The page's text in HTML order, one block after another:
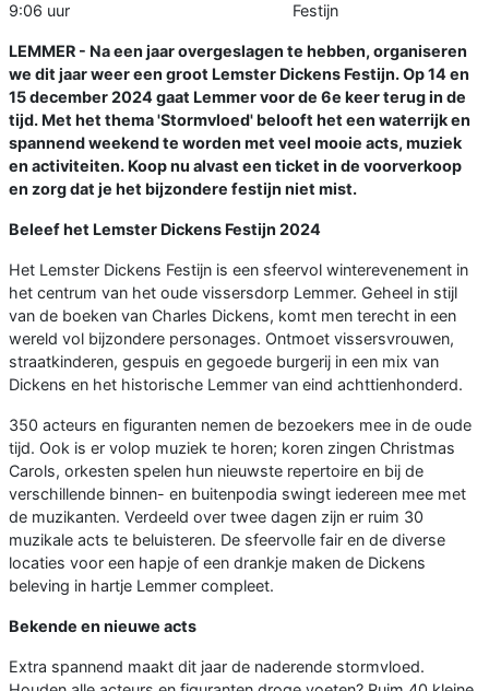
9:06 uur
Festijn
LEMMER - Na een jaar overgeslagen te hebben, organiseren
we dit jaar weer een groot Lemster Dickens Festijn. Op 14 en
15 december 2024 gaat Lemmer voor de 6e keer terug in de
tijd. Met het thema 'Stormvloed' belooft het een waterrijk en
spannend weekend te worden met veel mooie acts, muziek
en activiteiten. Koop nu alvast een ticket in de voorverkoop
en zorg dat je het bijzondere festijn niet mist.
Beleef het Lemster Dickens Festijn 2024
Het Lemster Dickens Festijn is een sfeervol winterevenement in
het centrum van het oude vissersdorp Lemmer. Geheel in stijl
van de boeken van Charles Dickens, komt men terecht in een
wereld vol bijzondere personages. Ontmoet vissersvrouwen,
straatkinderen, gespuis en gegoede burgerij in een mix van
Dickens en het historische Lemmer van eind achttienhonderd.
350 acteurs en figuranten nemen de bezoekers mee in de oude
tijd. Ook is er volop muziek te horen; koren zingen Christmas
Carols, orkesten spelen hun nieuwste repertoire en bij de
verschillende binnen- en buitenpodia swingt iedereen mee met
de muzikanten. Verdeeld over twee dagen zijn er ruim 30
muzikale acts te beluisteren. De sfeervolle fair en de diverse
locaties voor een hapje of een drankje maken de Dickens
beleving in hartje Lemmer compleet.
Bekende en nieuwe acts
Extra spannend maakt dit jaar de naderende stormvloed.